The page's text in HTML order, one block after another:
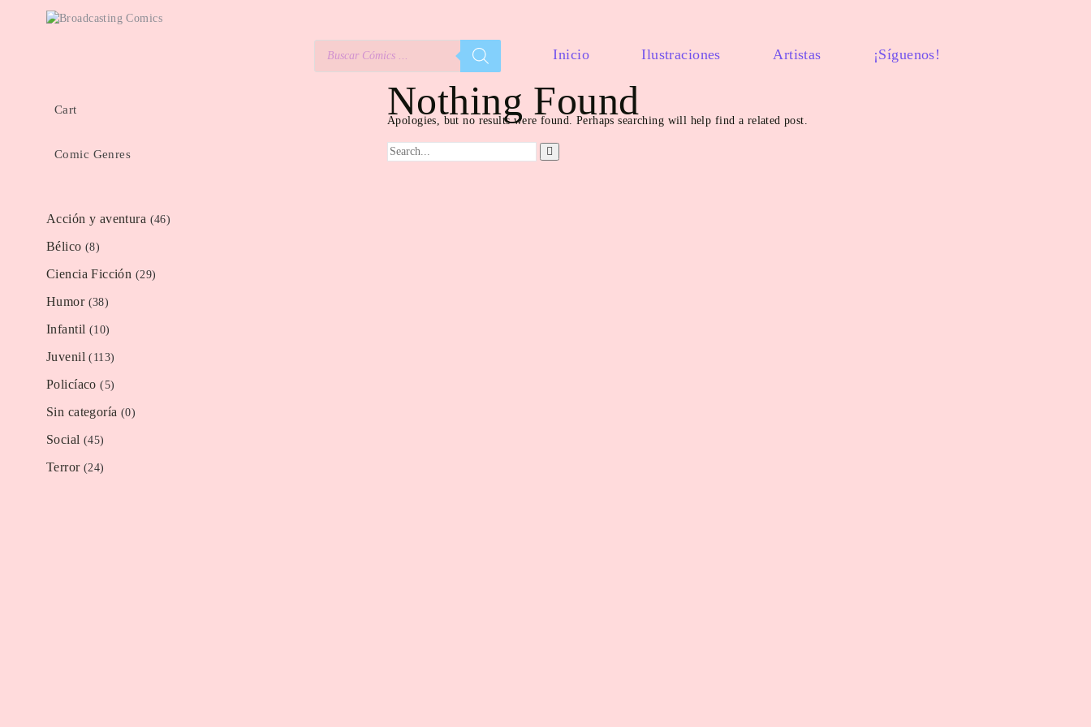
Inicio Ilustraciones Artistas ¡Síguenos!
Cart
Comic Genres
Acción y aventura (46)
Bélico (8)
Ciencia Ficción (29)
Humor (38)
Infantil (10)
Juvenil (113)
Policíaco (5)
Sin categoría (0)
Social (45)
Terror (24)
Nothing Found
Apologies, but no results were found. Perhaps searching will help find a related post.